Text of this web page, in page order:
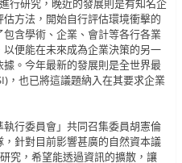
行研究，晚近的發展則是有知名企
方法，開始自行評估環境衝擊的
含學術、企業、會計等各行各業
便能在未來成為企業決策的另一
。今年最新的發展則是全世界最
，也已將這議題納入在其要求企業
行委員會」共同召集委員胡憲倫
針對目前影響甚廣的自然資本議
究，希望能透過資訊的擴散，讓